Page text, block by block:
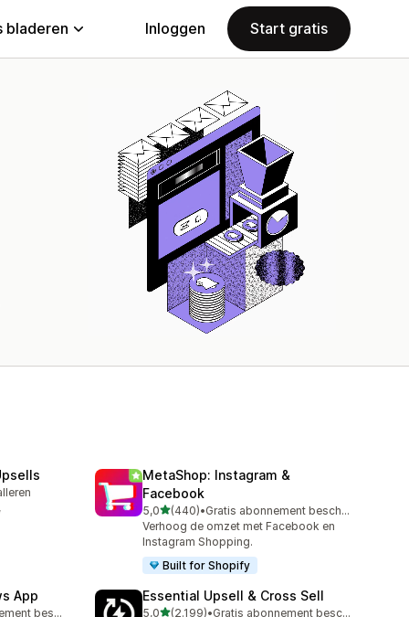
bladeren Inloggen Start gratis
MetaShop: Instagram &
Facebook
5,0van 5 sterren
(440)
440 recensies in totaal
•
Gratis abonnement beschikbaar
Verhoog de omzet met Facebook en
Instagram Shopping.
Built for Shopify
App
Gratis abonnement beschikbaar
Essential Upsell & Cross Sell
5,0van 5 sterren
(2.199)•
Gratis abonnement beschikbaar